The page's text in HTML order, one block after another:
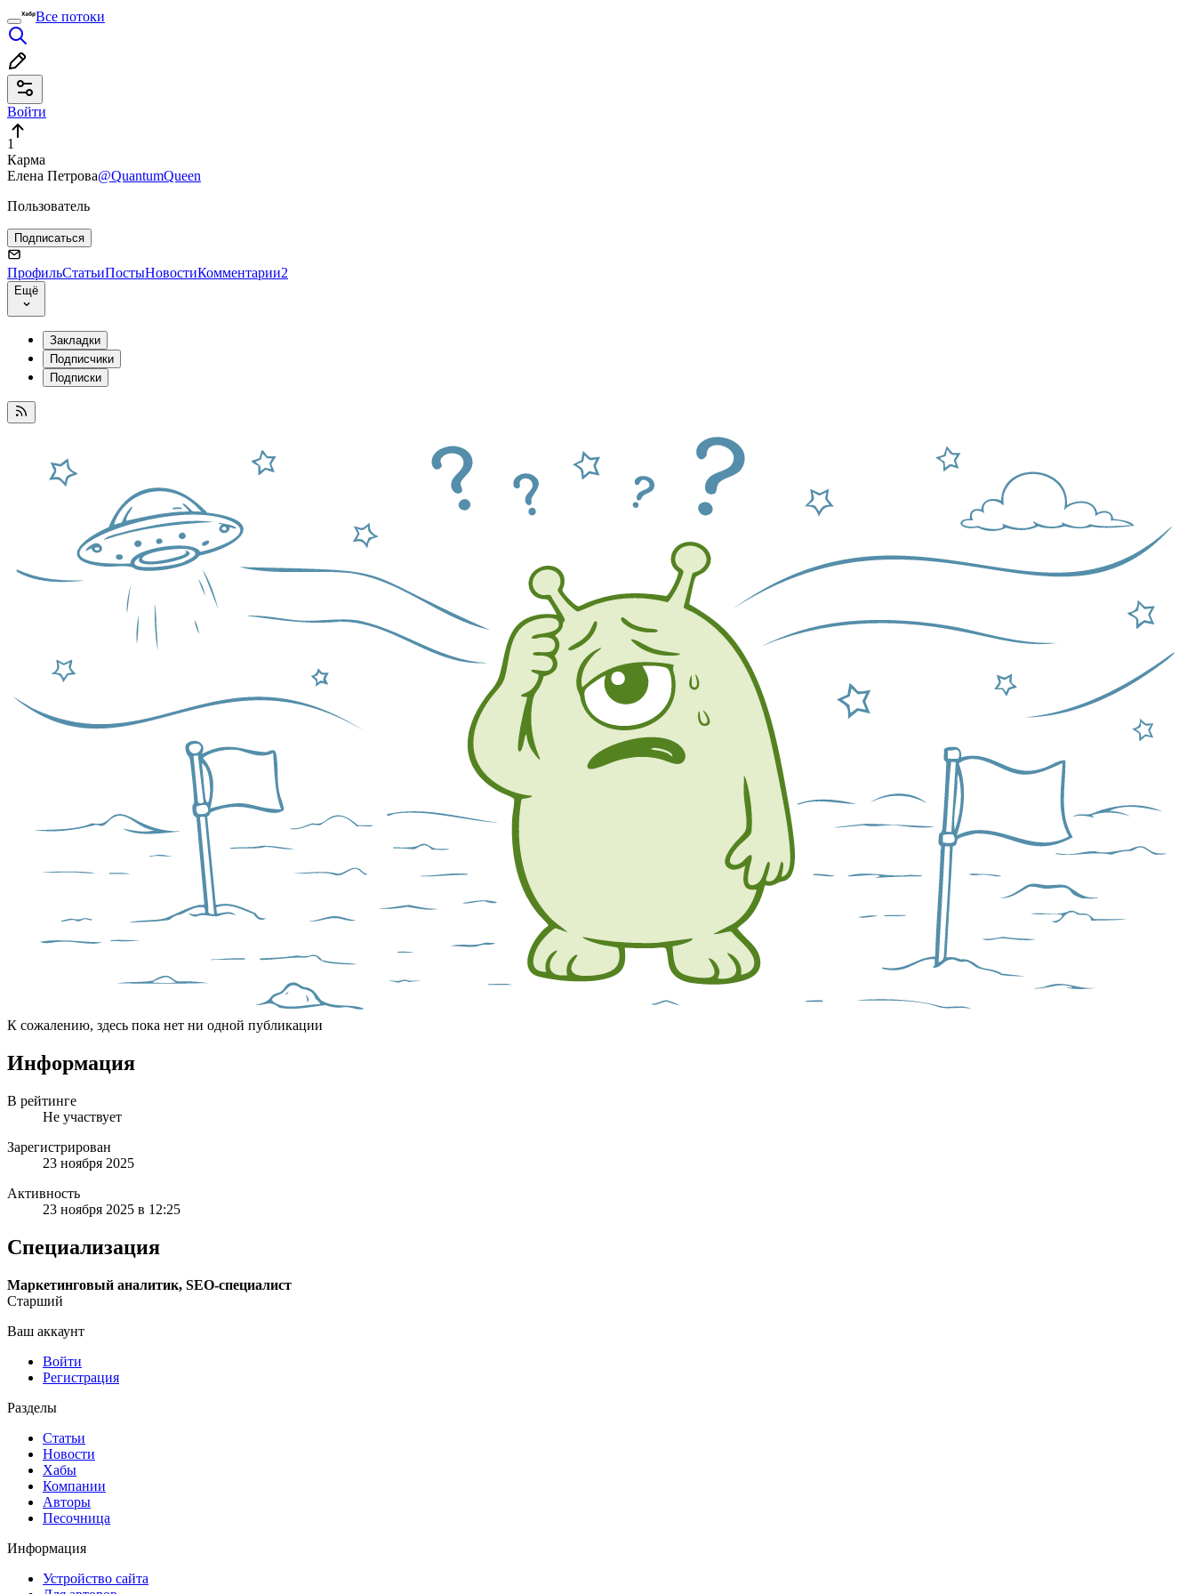
Все потоки
Войти
1
Карма
Елена Петрова@QuantumQueen
Пользователь
Подписаться
ПрофильСтатьиПостыНовостиКомментарии2
Ещё
Закладки
Подписчики
Подписки
К сожалению, здесь пока нет ни одной публикации
Информация
В рейтинге
Не участвует
Зарегистрирован
23 ноября 2025
Активность
23 ноября 2025 в 12:25
Специализация
Маркетинговый аналитик, SEO-специалист
Старший
Ваш аккаунт
Войти
Регистрация
Разделы
Статьи
Новости
Хабы
Компании
Авторы
Песочница
Информация
Устройство сайта